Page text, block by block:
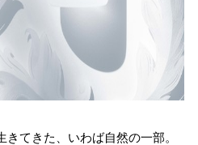
てきた、いわば自然の一部。